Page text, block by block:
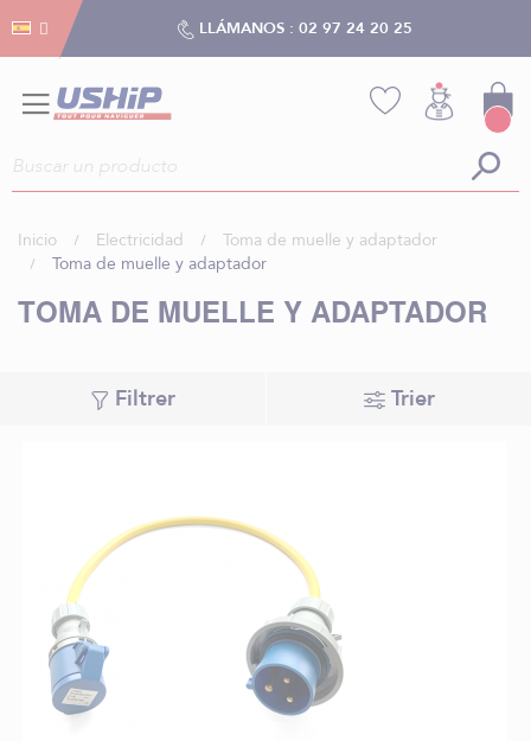
LLÁMANOS : 02 97 24 20 25
Inicio Electricidad
Toma de muelle y adaptador
Toma de muelle y adaptador
TOMA DE MUELLE Y ADAPTADOR
Filtrer Trier
Gestión de cookies
Gestión de cookies